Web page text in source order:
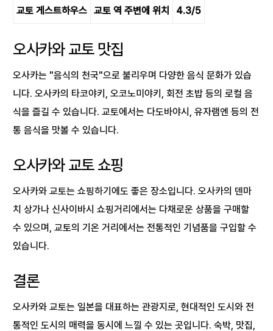
교토 게스트하우스 교토 역 주변에 위치 4.3/5
오사카와 교토 맛집
오사카는 "음식의 천국"으로 불리우며 다양한 음식 문화가 있습
니다. 오사카의 타코야키, 오코노미야키, 회전 초밥 등의 로컬 음
식을 즐길 수 있습니다. 교토에서는 다도바야시, 유자램엔 등의 전
통 음식을 맛볼 수 있습니다.
오사카와 교토 쇼핑
오사카와 교토는 쇼핑하기에도 좋은 장소입니다. 오사카의 덴마
치 상가나 신사이바시 쇼핑거리에서는 다채로운 상품을 구매할
수 있으며, 교토의 기온 거리에서는 전통적인 기념품을 구입할 수
있습니다.
결론
오사카와 교토는 일본을 대표하는 관광지로, 현대적인 도시와 전
통적인 도시의 매력을 동시에 느낄 수 있는 곳입니다. 숙박, 맛집,